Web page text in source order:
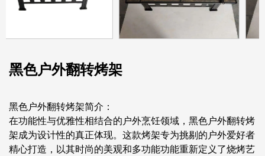
黑色户外翻转烤架
黑色户外翻转烤架简介：
在功能性与优雅性相结合的户外烹饪领域，黑色户外翻转烤
架成为设计性的真正体现。这款烤架专为挑剔的户外爱好者
精心打造，以其时尚的美观和多功能功能重新定义了烧烤艺